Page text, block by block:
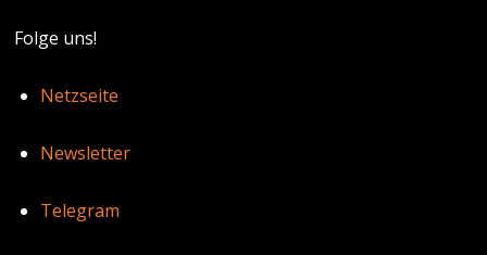
Folge uns!
Netzseite
Newsletter
Telegram